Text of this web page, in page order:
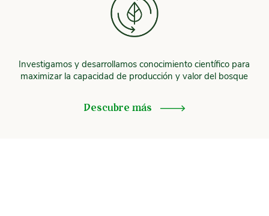
Investigamos y desarrollamos conocimiento científico para
maximizar la capacidad de producción y valor del bosque
Descubre más